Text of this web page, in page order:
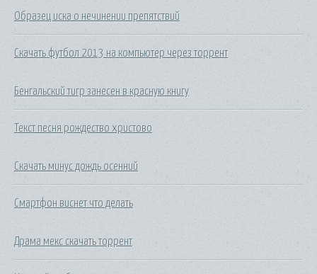
Образец иска о нечинении препятствий
Скачать футбол 2013 на компьютер через торрент
Бенгальский тигр занесен в красную книгу
Текст песня рождество христово
Скачать минус дождь осенний
Смартфон виснет что делать
Драма мекс скачать торрент